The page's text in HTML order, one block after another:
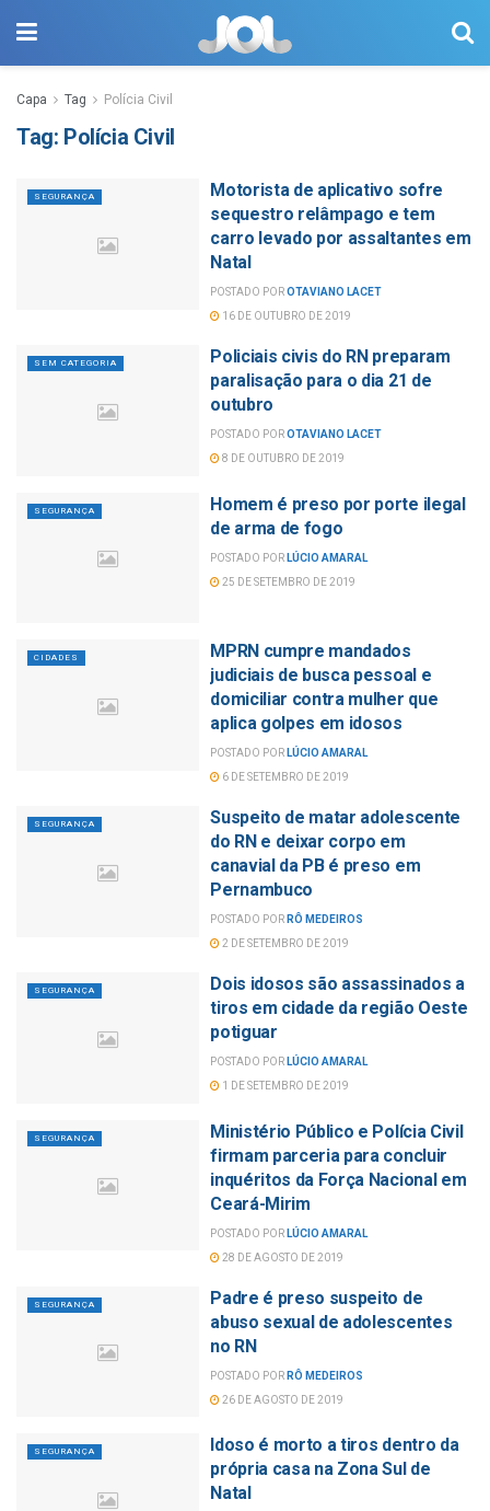
Capa Tag Polícia Civil
Tag: Polícia Civil
SEGURANÇA
Motorista de aplicativo sofre
sequestro relâmpago e tem
carro levado por assaltantes em
Natal
POSTADO POROTAVIANO LACET
16 DE OUTUBRO DE 2019
SEM CATEGORIA
Policiais civis do RN preparam
paralisação para o dia 21 de
outubro
POSTADO POROTAVIANO LACET
8 DE OUTUBRO DE 2019
SEGURANÇA
Homem é preso por porte ilegal
de arma de fogo
POSTADO POR LÚCIO AMARAL
25 DE SETEMBRO DE 2019
CIDADES
MPRN cumpre mandados
judiciais de busca pessoal e
domiciliar contra mulher que
aplica golpes em idosos
POSTADO POR LÚCIO AMARAL
6 DE SETEMBRO DE 2019
SEGURANÇA
Suspeito de matar adolescente
do RN e deixar corpo em
canavial da PB é preso em
Pernambuco
POSTADO POR RÔ MEDEIROS
2 DE SETEMBRO DE 2019
SEGURANÇA
Dois idosos são assassinados a
tiros em cidade da região Oeste
potiguar
POSTADO POR LÚCIO AMARAL
1 DE SETEMBRO DE 2019
SEGURANÇA
Ministério Público e Polícia Civil
firmam parceria para concluir
inquéritos da Força Nacional em
Ceará-Mirim
POSTADO POR LÚCIO AMARAL
28 DE AGOSTO DE 2019
SEGURANÇA
Padre é preso suspeito de
abuso sexual de adolescentes
no RN
POSTADO POR RÔ MEDEIROS
26 DE AGOSTO DE 2019
SEGURANÇA
Idoso é morto a tiros dentro da
própria casa na Zona Sul de
Natal